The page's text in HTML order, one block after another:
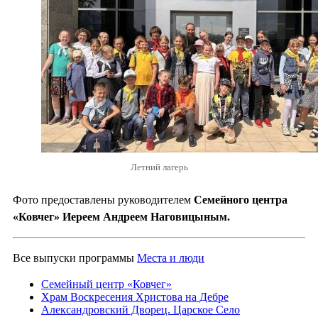
Летний лагерь
Фото предоставлены руководителем Семейного центра
«Ковчег» Иереем Андреем Наговицыным.
Все выпуски программы Места и люди
Семейный центр «Ковчег»
Храм Воскресения Христова на Дебре
Александровский Дворец. Царское Село